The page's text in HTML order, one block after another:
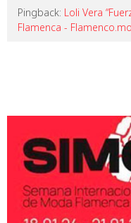
Pingback: Loli Vera
Flamenca -